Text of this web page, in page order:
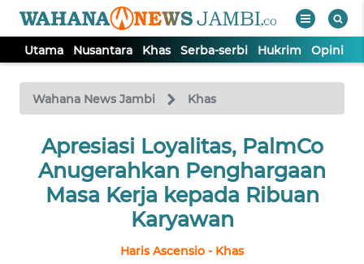
Utama Nusantara Khas Serba-serbi Hukrim Opini
Wahana News Jambi Khas
Apresiasi Loyalitas, PalmCo
Anugerahkan Penghargaan
Masa Kerja kepada Ribuan
Karyawan
Haris Ascensio - Khas
TV
Tutup
UTAMA
NUSANTARA